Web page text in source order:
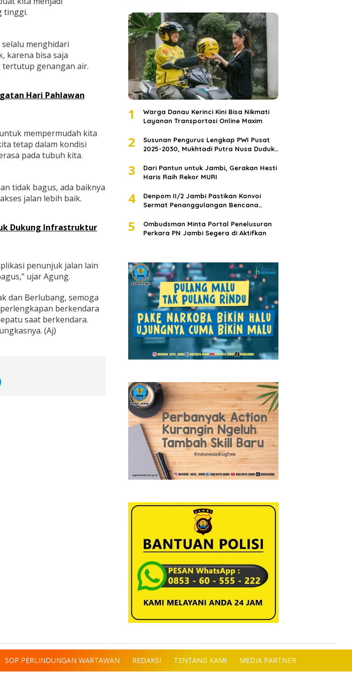
tinggi.
menghidari
karena bisa saja
genangan air.
Hari Pahlawan
mempermudah kita
tetap dalam kondisi
pada tubuh kita.
tidak bagus, ada baiknya
jalan lebih baik.
Dukung Infrastruktur
penunjuk jalan lain
ujar Agung.
dan Berlubang, semoga
berkendara
saat berkendara.
(Aj)
1
Warga Danau Kerinci Kini Bisa Nikmati
Layanan Transportasi Online Maxim
2
Susunan Pengurus Lengkap PWI Pusat
2025-2030, Mukhtadi Putra Nusa Duduki
3
Dari Pantun untuk Jambi, Gerakan Hesti
Haris Raih Rekor MURI
4
Denpom II/2 Jambi Pastikan Konvoi
Sermat Penanggulangan Bencana
5
Ombudsman Minta Portal Penelusuran
Perkara PN Jambi Segera di Aktifkan
SOP PERLINDUNGAN WARTAWAN REDAKSI TENTANG KAMI MEDIA PARTNER